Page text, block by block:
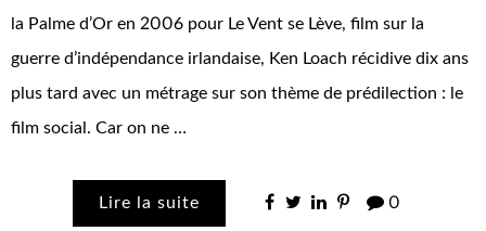
la Palme d’Or en 2006 pour Le Vent se Lève, film sur la
guerre d’indépendance irlandaise, Ken Loach récidive dix ans
plus tard avec un métrage sur son thème de prédilection : le
film social. Car on ne …
Lire la suite 0